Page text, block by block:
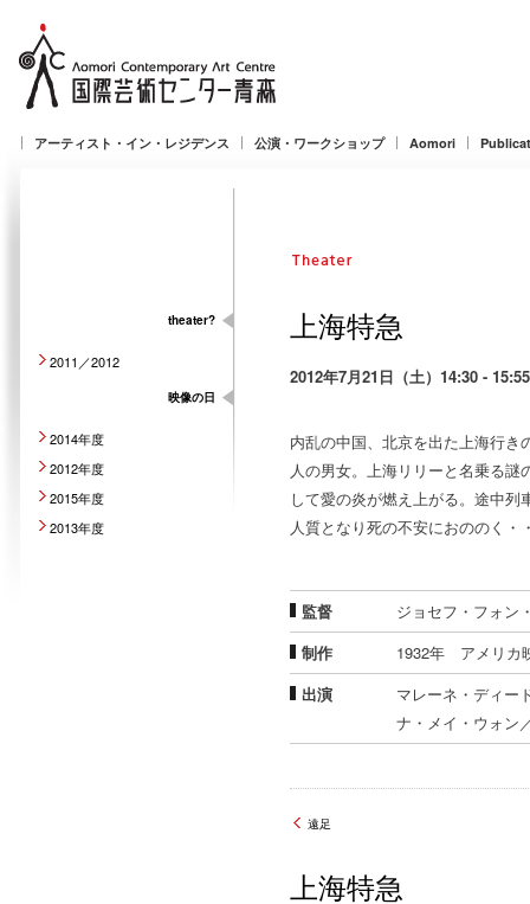
アーティスト・イン・レジデンス 公演・ワークショップ Aomori
上海特急
2012年7月21日（土）14:30 - 15:55
内乱の中国、北京を出た上海行
人の男女。上海リリーと名乗る
して愛の炎が燃え上がる。途中
人質となり死の不安におののく・
監督
ジョセフ・フォン
制作
1932年 アメリカ
出演
マレーネ・ディー
ナ・メイ・ウォ
遠足
上海特急
theater?
2011／2012
映像の日
2014年度
2012年度
2015年度
2013年度